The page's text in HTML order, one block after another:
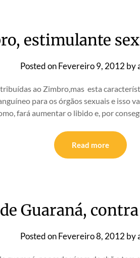
estimulante
Posted onFevereiro 9, 2012 by
ao Zimbro,mas esta
para os órgãos sexuais e isso
fará aumentar o libido e, por
Read more
Guaraná,
Posted onFevereiro 8, 2012 by